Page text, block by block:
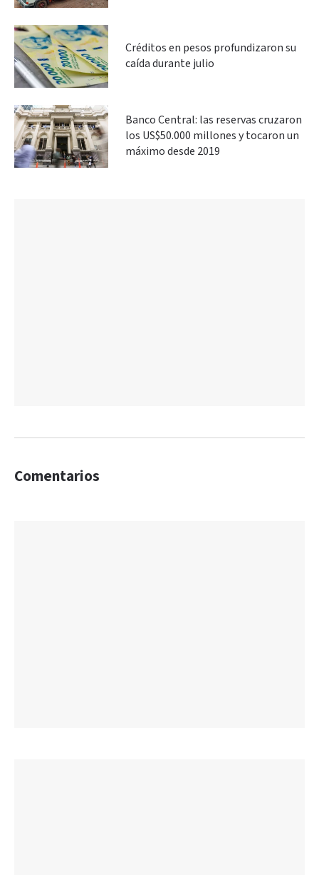
Créditos en pesos profundizaron su
caída durante julio
Banco Central: las reservas cruzaron
los US$50.000 millones y tocaron un
máximo desde 2019
Comentarios